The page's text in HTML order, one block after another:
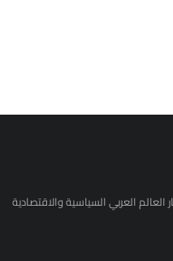
العالم العربي السياسية والاقتصادية